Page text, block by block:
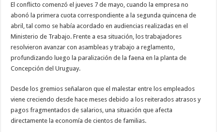
El conflicto comenzó el jueves 7 de mayo, cuando la empresa no
abonó la primera cuota correspondiente a la segunda quincena de
abril, tal como se había acordado en audiencias realizadas en el
Ministerio de Trabajo. Frente a esa situación, los trabajadores
resolvieron avanzar con asambleas y trabajo a reglamento,
profundizando luego la paralización de la faena en la planta de
Concepción del Uruguay.
Desde los gremios señalaron que el malestar entre los empleados
viene creciendo desde hace meses debido a los reiterados atrasos y
pagos fragmentados de salarios, una situación que afecta
directamente la economía de cientos de familias.